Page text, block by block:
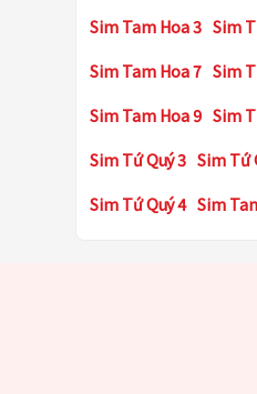
Sim Tam Hoa 3 Sim
Sim Tam Hoa 7 Sim
Sim Tam Hoa 9 Sim
Sim Tứ Quý 3 Sim Tứ
Sim Tứ Quý 4 Sim